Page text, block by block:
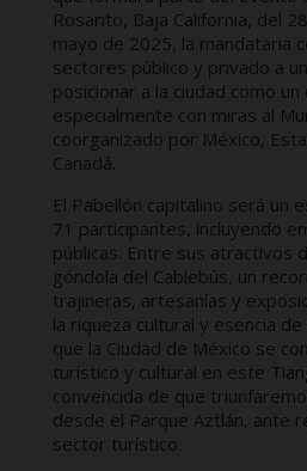
Rosarito, Baja California, del
mayo de 2025, la mandataria
sectores público y privado a
posicionar a la ciudad como un
especialmente con miras al
coorganizado por México,
Canadá.
El Pabellón capitalino será un
71 participantes, incluyendo
públicas. Entre sus atractivos
góndola del Cablebús, un
trajineras, artesanías y
la riqueza cultural y esencia
que la Ciudad de México se
turístico y cultural en este
convencida de que
desde el Parque Aztlán, ante
sector turístico.